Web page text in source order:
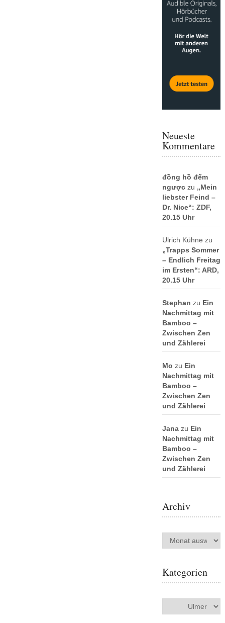
Neueste
Kommentare
đồng hồ đếm
ngượczu „Mein
liebster Feind –
Dr. Nice“: ZDF,
20.15 Uhr
Ulrich Kühne zu
„Trapps Sommer
– Endlich Freitag
im Ersten“: ARD,
20.15 Uhr
Stephan zu Ein
Nachmittag mit
Bamboo –
Zwischen Zen
und Zählerei
Mo zu Ein
Nachmittag mit
Bamboo –
Zwischen Zen
und Zählerei
Janazu Ein
Nachmittag mit
Bamboo –
Zwischen Zen
und Zählerei
Archiv
Archiv
Kategorien
Kategorien